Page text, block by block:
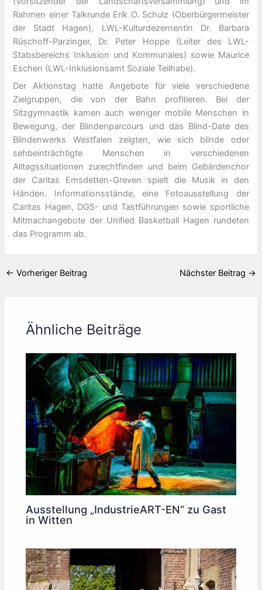
Rahmen einer Talkrunde Erik O. Schulz (Oberbürgermeister
der Stadt Hagen), LWL-Kulturdezernentin Dr. Barbara
Rüschoff-Parzinger, Dr. Peter Hoppe (Leiter des LWL-
Stabsbereichs Inklusion und Kommunales) sowie Maurice
Eschen (LWL-Inklusionsamt Soziale Teilhabe).
Der Aktionstag hatte Angebote für viele verschiedene
Zielgruppen, die von der Bahn profitieren. Bei der
Sitzgymnastik kamen auch weniger mobile Menschen in
Bewegung, der Blindenparcours und das Blind-Date des
Blindenwerks Westfalen zeigten, wie sich blinde oder
sehbeinträchtigte Menschen in verschiedenen
Alltagssituationen zurechtfinden und beim Gebärdenchor
der Caritas Emsdetten-Greven spielt die Musik in den
Händen. Informationsstände, eine Fotoausstellung der
Caritas Hagen, DGS- und Tastführungen sowie sportliche
Mitmachangebote der Unified Basketball Hagen rundeten
das Programm ab.
← Vorheriger Beitrag Nächster Beitrag →
Ähnliche Beiträge
Ausstellung „IndustrieART-EN“ zu Gast
in Witten